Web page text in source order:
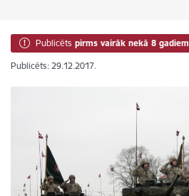
Publicēts pirms vairāk nekā 8 gadiem
Publicēts: 29.12.2017.